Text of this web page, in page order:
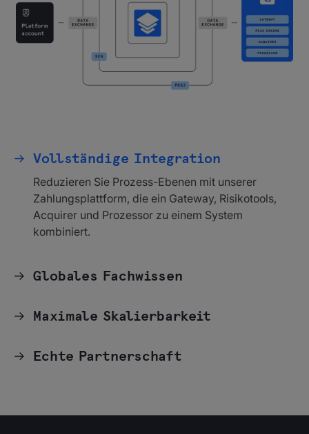
Vollständige Integration
Reduzieren Sie Prozess-Ebenen mit unserer
Zahlungsplattform, die ein Gateway, Risikotools,
Acquirer und Prozessor zu einem System
kombiniert.
Globales Fachwissen
Maximale Skalierbarkeit
Echte Partnerschaft